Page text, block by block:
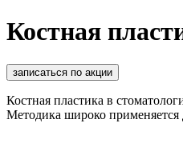
Костная
записаться по акции
Костная пластика в
Методика широко применяется